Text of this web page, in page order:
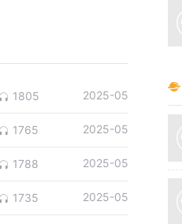
1805 2025-05
1765 2025-05
1788 2025-05
1735 2025-05